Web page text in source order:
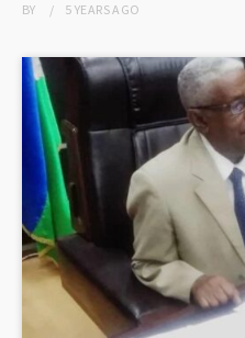
BY 5 YEARSAGO